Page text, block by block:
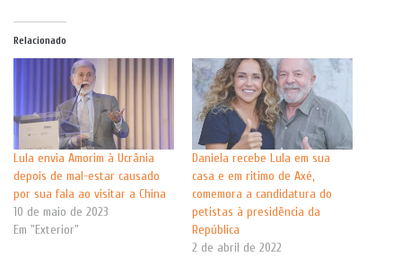
Relacionado
Lula envia Amorim à Ucrânia
depois de mal-estar causado
por sua fala ao visitar a China
10 de maio de 2023
Em "Exterior"
Daniela recebe Lula em sua
casa e em ritimo de Axé,
comemora a candidatura do
petistas à presidência da
República
2 de abril de 2022